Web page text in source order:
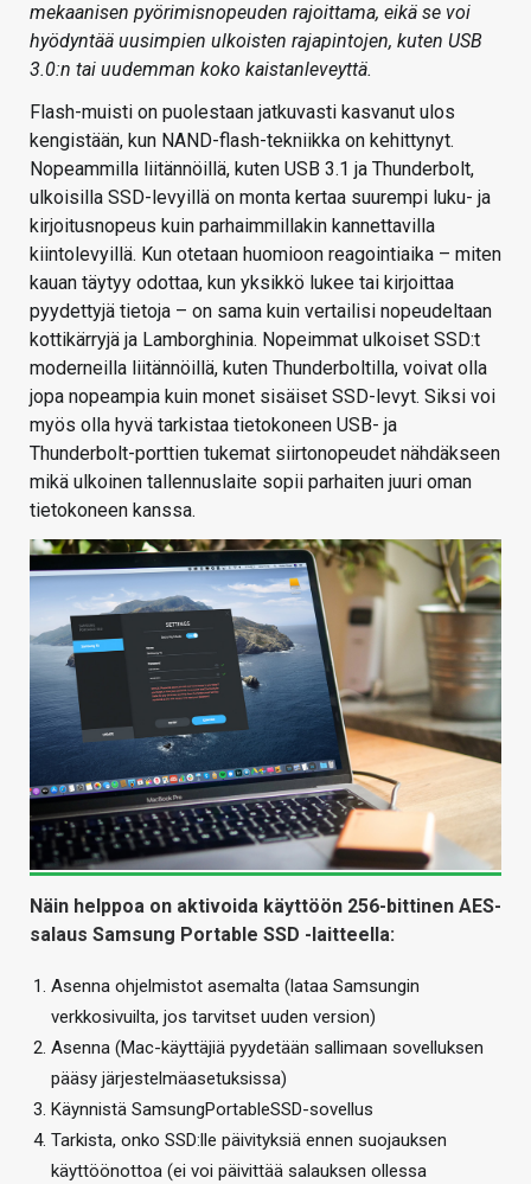
mekaanisen pyörimisnopeuden rajoittama, eikä se voi
hyödyntää uusimpien ulkoisten rajapintojen, kuten USB
3.0:n tai uudemman koko kaistanleveyttä.
Flash-muisti on puolestaan jatkuvasti kasvanut ulos
kengistään, kun NAND-flash-tekniikka on kehittynyt.
Nopeammilla liitännöillä, kuten USB 3.1 ja Thunderbolt,
ulkoisilla SSD-levyillä on monta kertaa suurempi luku- ja
kirjoitusnopeus kuin parhaimmillakin kannettavilla
kiintolevyillä. Kun otetaan huomioon reagointiaika – miten
kauan täytyy odottaa, kun yksikkö lukee tai kirjoittaa
pyydettyjä tietoja – on sama kuin vertailisi nopeudeltaan
kottikärryjä ja Lamborghinia. Nopeimmat ulkoiset SSD:t
moderneilla liitännöillä, kuten Thunderboltilla, voivat olla
jopa nopeampia kuin monet sisäiset SSD-levyt. Siksi voi
myös olla hyvä tarkistaa tietokoneen USB- ja
Thunderbolt-porttien tukemat siirtonopeudet nähdäkseen
mikä ulkoinen tallennuslaite sopii parhaiten juuri oman
tietokoneen kanssa.
Näin helppoa on aktivoida käyttöön 256-bittinen AES-
salaus Samsung Portable SSD -laitteella:
Asenna ohjelmistot asemalta (lataa Samsungin
verkkosivuilta, jos tarvitset uuden version)
Asenna (Mac-käyttäjiä pyydetään sallimaan sovelluksen
pääsy järjestelmäasetuksissa)
Käynnistä SamsungPortableSSD-sovellus
Tarkista, onko SSD:lle päivityksiä ennen suojauksen
käyttöönottoa (ei voi päivittää salauksen ollessa